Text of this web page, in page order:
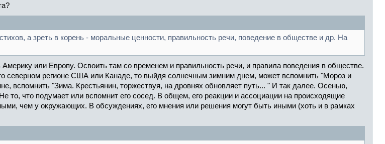
а зреть в корень - моральные ценности, правильность речи, поведение в обществе и др. На
или Европу. Освоить там со временем и правильность речи, и правила поведения в обществе.
северном регионе США или Канаде, то выйдя солнечным зимним днем, может вспомнить "Мороз и
вспомнить "Зима. Крестьянин, торжествуя, на дровнях обновляет путь... " И так далее. Осенью,
то, что подумает или вспомнит его сосед. В общем, его реакции и ассоциации на происходящие
чем у окружающих. В обсуждениях, его мнения или решения могут быть иными (хоть и в рамках